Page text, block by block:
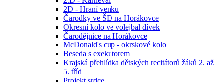
2D - Hraní venku
Čarodky ve ŠD na Horákovce
Okresní kolo ve volejbal dívek
Čarodějnice na Horákovce
McDonald's cup - okrskové kolo
Beseda s exekutorem
Krajská přehlídka dětských recitátorů žáků 2. až
5. tříd